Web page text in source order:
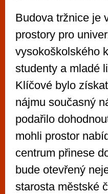
Budova tržnice je
prostory pro
vysokoškolského
studenty a mladé
Klíčové bylo
nájmu současný
podařilo
mohli prostor
centrum přinese
bude otevřený
starosta městské